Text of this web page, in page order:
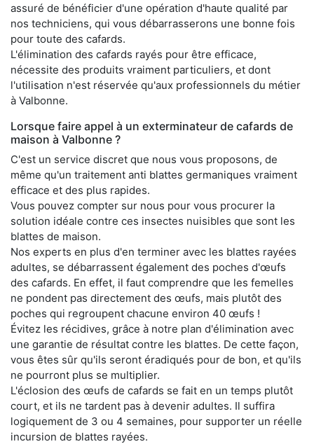
assuré de bénéficier d'une opération d'haute qualité par
nos techniciens, qui vous débarrasserons une bonne fois
pour toute des cafards.
L'élimination des cafards rayés pour être efficace,
nécessite des produits vraiment particuliers, et dont
l'utilisation n'est réservée qu'aux professionnels du métier
à Valbonne.
Lorsque faire appel à un exterminateur de cafards de
maison à Valbonne ?
C'est un service discret que nous vous proposons, de
même qu'un traitement anti blattes germaniques vraiment
efficace et des plus rapides.
Vous pouvez compter sur nous pour vous procurer la
solution idéale contre ces insectes nuisibles que sont les
blattes de maison.
Nos experts en plus d'en terminer avec les blattes rayées
adultes, se débarrassent également des poches d'œufs
des cafards. En effet, il faut comprendre que les femelles
ne pondent pas directement des œufs, mais plutôt des
poches qui regroupent chacune environ 40 œufs !
Évitez les récidives, grâce à notre plan d'élimination avec
une garantie de résultat contre les blattes. De cette façon,
vous êtes sûr qu'ils seront éradiqués pour de bon, et qu'ils
ne pourront plus se multiplier.
L'éclosion des œufs de cafards se fait en un temps plutôt
court, et ils ne tardent pas à devenir adultes. Il suffira
logiquement de 3 ou 4 semaines, pour supporter un réelle
incursion de blattes rayées.